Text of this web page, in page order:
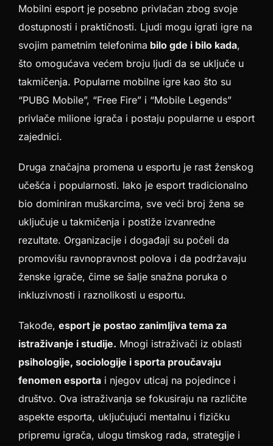
Mobilni esport je posebno privlačan zbog svoje
dostupnosti i praktičnosti. Ljudi mogu igrati igre na
svojim pametnim telefonima bilo gde i bilo kada,
što omogućava većem broju ljudi da se uključe u
takmičenja. Popularne mobilne igre kao što su
“PUBG Mobile”, “Free Fire” i “Mobile Legends”
privlače milione igrača i postaju popularne u esport
zajednici.
Druga značajna promena u esportu je rast ženskog
učešća i popularnosti. Iako je esport tradicionalno
bio dominiran muškarcima, sve veći broj žena se
uključuje u takmičenja i postiže izvanredne
rezultate. Organizacije i događaji su počeli da
promovišu ravnopravnost polova i da podržavaju
ženske igrače, čime se šalje snažna poruka o
inkluzivnosti i raznolikosti u esportu.
Takođe, esport je postao zanimljiva tema za
istraživanje i studije. Mnogi istraživači iz oblasti
psihologije, sociologije i sporta proučavaju
fenomen esporta i njegov uticaj na pojedince i
društvo. Ova istraživanja se fokusiraju na različite
aspekte esporta, uključujući mentalnu i fizičku
pripremu igrača, ulogu timskog rada, strategije i